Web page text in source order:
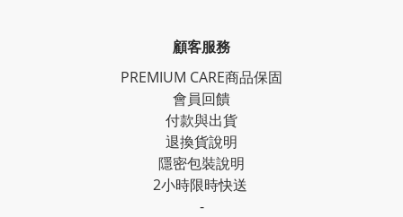
顧客服務
PREMIUM CARE商品保固
會員回饋
付款與出貨
退換貨說明
隱密包裝說明
2小時限時快送
-